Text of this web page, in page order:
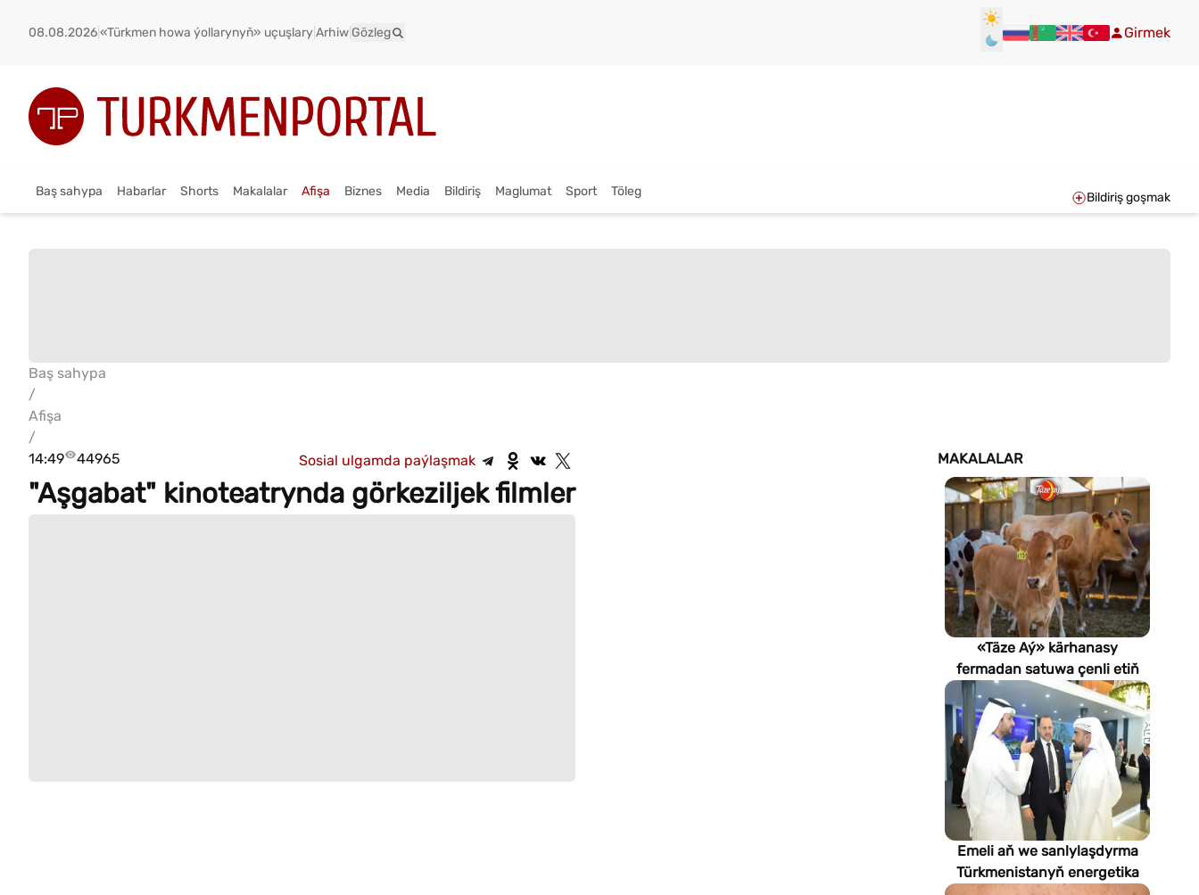
08.08.2026«Türkmen howa ýollarynyň» uçuşlaryArhiw Gözleg Girmek
Baş sahypa Habarlar Shorts Makalalar Afişa Biznes Media Bildiriş Maglumat Sport Töleg Bildiriş goşmak
Baş sahypa
/
Afişa
/
14:49
44965 Sosial ulgamda paýlaşmak
"Aşgabat" kinoteatrynda görkeziljek filmler
MAKALALAR
«Täze Aý» kärhanasy
fermadan satuwa çenli etiň
hilini nädip gözegçilikde
saklaýar?
Emeli aň we sanlylaşdyrma
Türkmenistanyň energetika